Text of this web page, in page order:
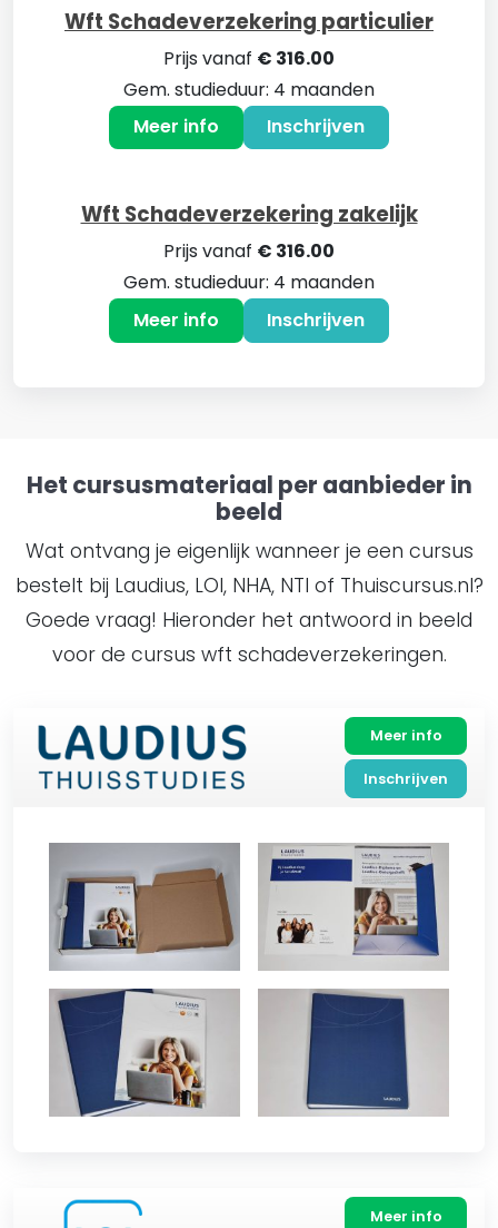
Wft Schadeverzekering particulier
Prijs vanaf € 316.00
Gem. studieduur: 4 maanden
Meer info
Inschrijven
Wft Schadeverzekering zakelijk
Prijs vanaf € 316.00
Gem. studieduur: 4 maanden
Meer info
Inschrijven
Het cursusmateriaal per aanbieder in
beeld
Wat ontvang je eigenlijk wanneer je een cursus
bestelt bij Laudius, LOI, NHA, NTI of Thuiscursus.nl?
Goede vraag! Hieronder het antwoord in beeld
voor de cursus wft schadeverzekeringen.
Meer info
Inschrijven
Meer info